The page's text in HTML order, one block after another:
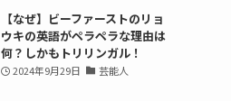
【なぜ】ビーファーストのリョ
ウキの英語がペラペラな理由は
何？しかもトリリンガル！
2024年9月29日 芸能人